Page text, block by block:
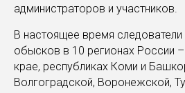
администраторов и участников.
В настоящее время
обысков в 10 регионах России
крае, республиках Коми и
Волгоградской, Воронежской,